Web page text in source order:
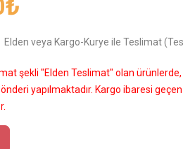
₺
Elden veya Kargo-Kurye ile Teslimat
şekli "Elden Teslimat" olan
yapılmaktadır. Kargo ibaresi